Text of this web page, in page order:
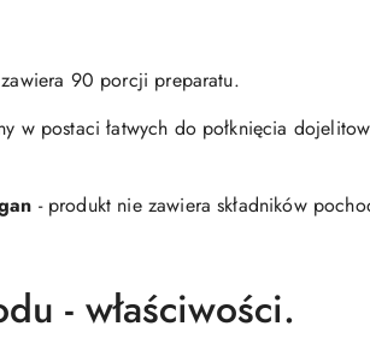
90 porcji preparatu.
w postaci łatwych do połknięcia
- produkt nie zawiera składników
- właściwości.